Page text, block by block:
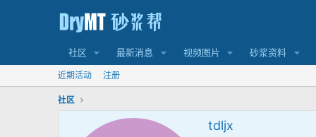
社区 最新消息 视频图片 砂浆资料
近期活动 注册
社区
tdljx